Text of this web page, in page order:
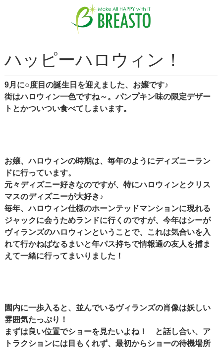
ハッピーハロウィン！
9月に○度目の誕生日を迎えました、お嬢です♪
街はハロウィン一色ですね～。パンプキン味の限定デザー
トとかついつい食べてしまいます。
お嬢、ハロウィンの時期は、毎年のようにディズニーラン
ドに行っています。
元々ディズニー好きなのですが、特にハロウィンとクリス
マスのディズニーが大好き♪
毎年、ハロウィン仕様のホーンテッドマンションに現れる
ジャックに会うためランドに行くのですが、今年はシーが
ヴィランズのハロウィンということで、これは気合いを入
れて行かねばなるまいと年パス持ちで情報通の友人を捕ま
えて一緒に行ってまいりました！
園内に一歩入ると、並んでいるヴィランズの肖像は妖しい
雰囲気たっぷり！
まずは良い位置でショーを見たいよね！ と話し合い、ア
トラクションには目もくれず、最初からショーの待機場所